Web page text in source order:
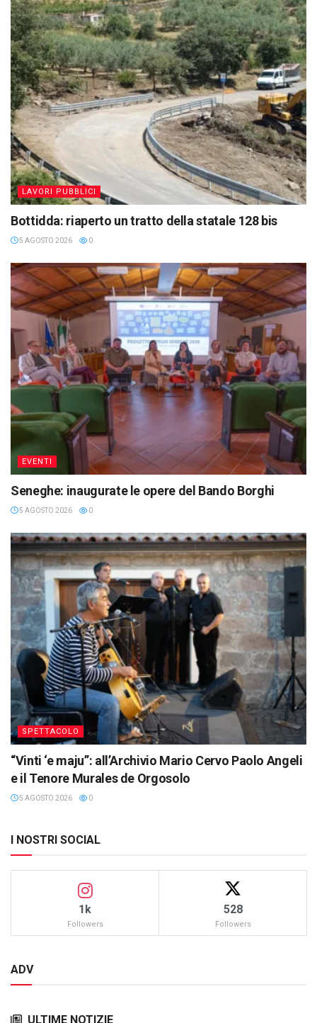
LAVORI PUBBLICI
Bottidda: riaperto un tratto della statale 128 bis
5 AGOSTO 2026 0
EVENTI
Seneghe: inaugurate le opere del Bando Borghi
5 AGOSTO 2026 0
SPETTACOLO
“Vinti ‘e maju”: all’Archivio Mario Cervo Paolo Angeli
e il Tenore Murales de Orgosolo
5 AGOSTO 2026 0
I NOSTRI SOCIAL
1k
Followers
528
Followers
ADV
ULTIME NOTIZIE